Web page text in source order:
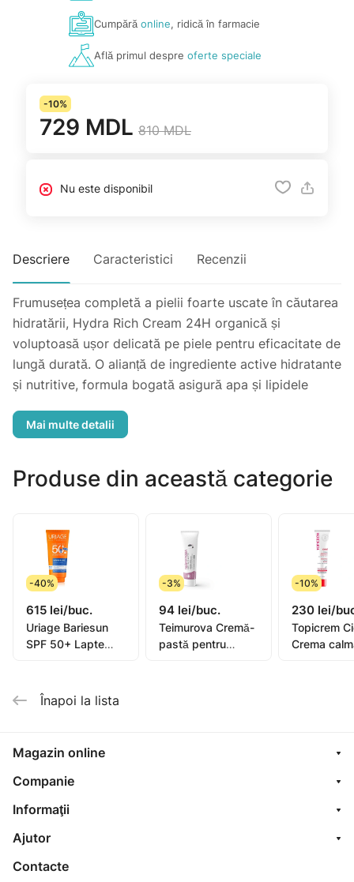
Cumpărăonline, ridică în farmacie
Află primul despre oferte speciale
-10%
729 MDL 810 MDL
Nu este disponibil
Descriere Caracteristici Recenzii
Frumusețea completă a pielii foarte uscate în căutarea
hidratării, Hydra Rich Cream 24H organică și
voluptoasă ușor delicată pe piele pentru eficacitate de
lungă durată. O alianță de ingrediente active hidratante
și nutritive, formula bogată asigură apa și lipidele
al epidermei. Filmul hidrolipidic este întărit, pielea este
+ 73% hidratare 6 ore după aplicare **
+ 76% hidratare 8 ore după aplicare **
** Testul instrumental a fost efectuat pe 10 femei la
nivelul antebratului.
Produse din această categorie
-40%
615 lei/buc.
Uriage Bariesun
SPF 50+ Lapte
-3%
94 lei/buc.
Teimurova Cremă-
pastă pentru
-10%
230 lei/
Topicrem
Crema
Înapoi la lista
Magazin online
Companie
Informaţii
Ajutor
Contacte